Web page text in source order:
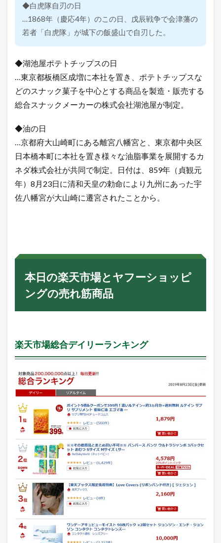
◆白虎隊自刃の日
…1868年（慶応4年）のこの日、戊辰戦争で会津藩の
若者「白虎隊」が城下の飯盛山で自刃した。
◆湖池屋ポテトチップスの日
…東京都板橋区成増に本社を置き、ポテトチップスな
どのスナック菓子を中心とする商品を製造・販売する
総合スナックメーカーの株式会社湖池屋が制定。
◆油の日
…京都府大山崎町にある離宮八幡宮と、東京都中央区
日本橋本町に本社を置き様々な油脂事業を展開するカ
ネダ株式会社が共同で制定。日付は、859年（貞観元
年）8月23日に清和天皇の勅命により九州にあった宇
佐八幡宮が大山崎に遷宮されたことから。
本日の楽天市場とヤフーショッピ
ングの売れ筋商品
楽天市場総合デイリーランキング